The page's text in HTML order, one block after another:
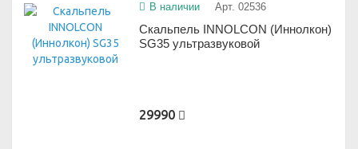
В наличии Арт. 02536
Скальпель INNOLCON (Иннолкон)
SG35 ультразвуковой
29990